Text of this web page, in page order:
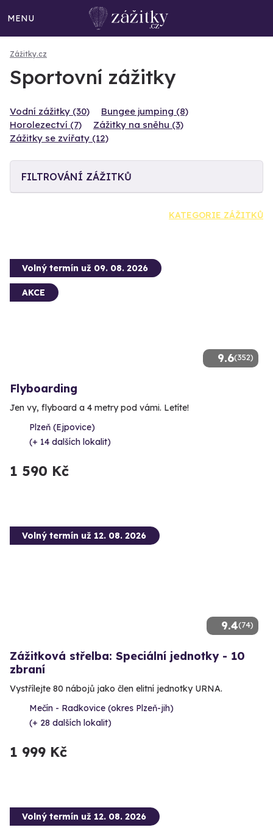
MENU
Zážitky.cz
Sportovní zážitky
Vodní zážitky (30)
Bungee jumping (8)
Horolezectví (7)
Zážitky na sněhu (3)
Zážitky se zvířaty (12)
FILTROVÁNÍ ZÁŽITKŮ
KATEGORIE ZÁŽITKŮ
9.6(352)
Volný termín už 09. 08. 2026
AKCE
Flyboarding
Jen vy, flyboard a 4 metry pod vámi. Letíte!
Plzeň (Ejpovice)
(+ 14 dalších lokalit)
1 590 Kč
9.4(74)
Volný termín už 12. 08. 2026
Zážitková střelba: Speciální jednotky - 10
zbraní
Vystřílejte 80 nábojů jako člen elitní jednotky URNA.
Mečín - Radkovice (okres Plzeň-jih)
(+ 28 dalších lokalit)
1 999 Kč
Volný termín už 12. 08. 2026